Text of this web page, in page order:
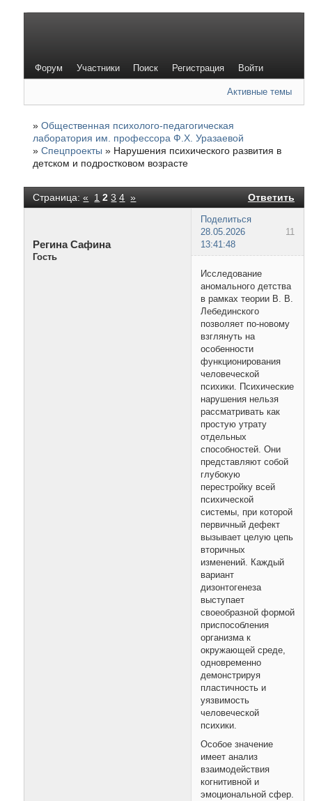
Форум Участники Поиск Регистрация Войти
Активные темы
»Общественная психолого-педагогическая
лаборатория им. профессора Ф.Х. Уразаевой
»Спецпроекты » Нарушения психического развития в
детском и подростковом возрасте
Страница:« 1 2 3 4 » Ответить
Поделиться
11
28.05.2026
13:41:48
Регина Сафина
Гость
Исследование
аномального детства
в рамках теории В. В.
Лебединского
позволяет по-новому
взглянуть на
особенности
функционирования
человеческой
психики. Психические
нарушения нельзя
рассматривать как
простую утрату
отдельных
способностей. Они
представляют собой
глубокую
перестройку всей
психической
системы, при которой
первичный дефект
вызывает целую цепь
вторичных
изменений. Каждый
вариант
дизонтогенеза
выступает
своеобразной формой
приспособления
организма к
окружающей среде,
одновременно
демонстрируя
пластичность и
уязвимость
человеческой
психики.
Особое значение
имеет анализ
взаимодействия
когнитивной и
эмоциональной сфер.